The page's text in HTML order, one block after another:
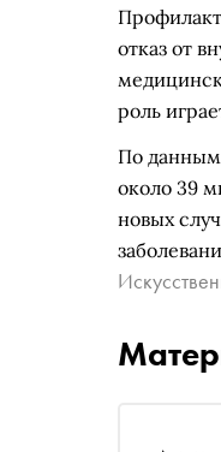
отказ от
роль
По данным
около 39
новых